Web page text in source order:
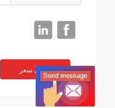
افضل سعر